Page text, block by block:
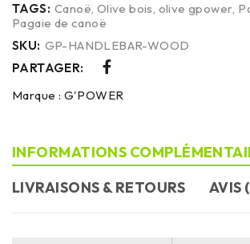
TAGS: Canoë, Olive bois, olive gpower,
Pagaie de canoë
SKU: GP-HANDLEBAR-WOOD
PARTAGER:
Marque : G'POWER
INFORMATIONS
LIVRAISONS & RETOURS
AVIS